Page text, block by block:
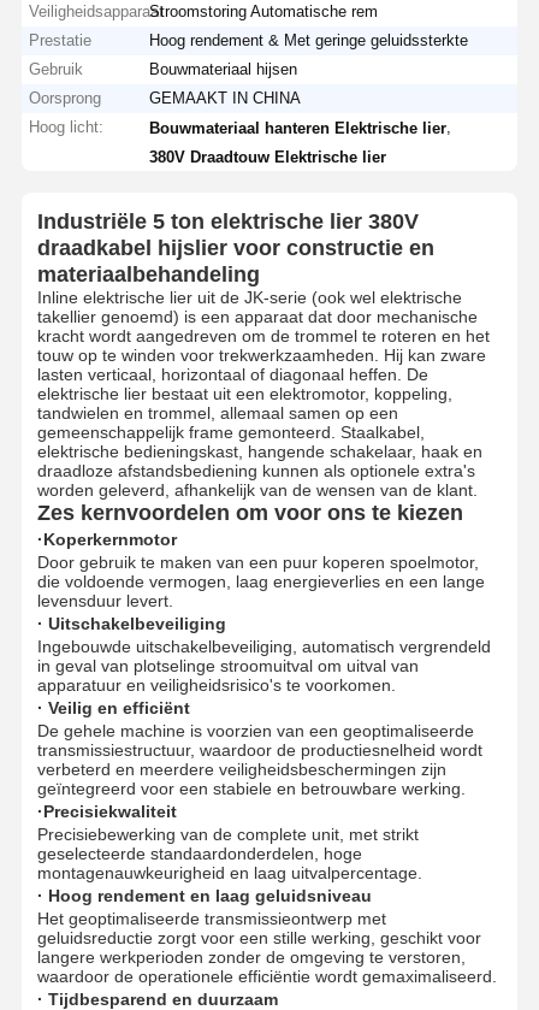
VeiligheidsapparaatStroomstoring Automatische rem
Prestatie
Hoog rendement & Met geringe geluidssterkte
Gebruik
Bouwmateriaal hijsen
Oorsprong
GEMAAKT IN CHINA
Hoog licht:
Bouwmateriaal hanteren Elektrische lier
380V Draadtouw Elektrische lier
Industriële 5 ton elektrische lier 380V
draadkabel hijslier voor constructie en
materiaalbehandeling
Inline elektrische lier uit de JK-serie (ook wel elektrische
takellier genoemd) is een apparaat dat door mechanische
kracht wordt aangedreven om de trommel te roteren en het
touw op te winden voor trekwerkzaamheden. Hij kan zware
lasten verticaal, horizontaal of diagonaal heffen. De
elektrische lier bestaat uit een elektromotor, koppeling,
tandwielen en trommel, allemaal samen op een
gemeenschappelijk frame gemonteerd. Staalkabel,
elektrische bedieningskast, hangende schakelaar, haak en
draadloze afstandsbediening kunnen als optionele extra's
worden geleverd, afhankelijk van de wensen van de klant.
Zes kernvoordelen om voor ons te kiezen
·Koperkernmotor
Door gebruik te maken van een puur koperen spoelmotor,
die voldoende vermogen, laag energieverlies en een lange
levensduur levert.
· Uitschakelbeveiliging
Ingebouwde uitschakelbeveiliging, automatisch vergrendeld
in geval van plotselinge stroomuitval om uitval van
apparatuur en veiligheidsrisico's te voorkomen.
· Veilig en efficiënt
De gehele machine is voorzien van een geoptimaliseerde
transmissiestructuur, waardoor de productiesnelheid wordt
verbeterd en meerdere veiligheidsbeschermingen zijn
geïntegreerd voor een stabiele en betrouwbare werking.
·Precisiekwaliteit
Precisiebewerking van de complete unit, met strikt
geselecteerde standaardonderdelen, hoge
montagenauwkeurigheid en laag uitvalpercentage.
· Hoog rendement en laag geluidsniveau
Het geoptimaliseerde transmissieontwerp met
geluidsreductie zorgt voor een stille werking, geschikt voor
langere werkperioden zonder de omgeving te verstoren,
waardoor de operationele efficiëntie wordt gemaximaliseerd.
· Tijdbesparend en duurzaam